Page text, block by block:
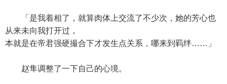
「是我着相了，就算肉体上交流了不少次，她的芳心也
从来未向我打开过，
本就是在帝君强硬撮合下才发生点关系，哪来到羁绊……」
赵隼调整了一下自己的心境。